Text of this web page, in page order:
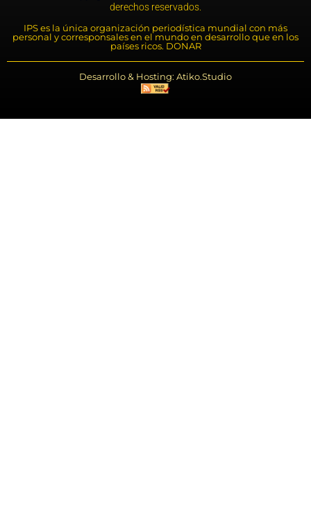
derechos reservados.
IPS es la única organización periodística mundial con más
personal y corresponsales en el mundo en desarrollo que en los
países ricos. DONAR
Desarrollo & Hosting: Atiko.Studio